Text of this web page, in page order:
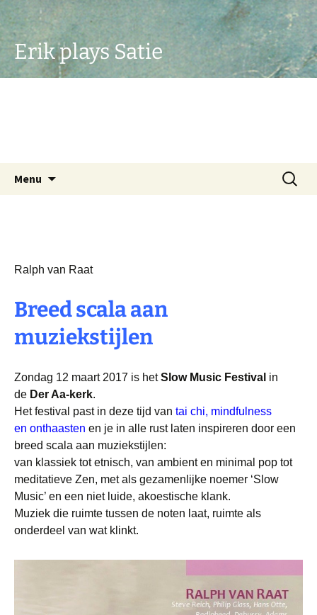
Erik plays Satie
Menu
Zoeken
naar:
Ralph van Raat
Breed scala aan
muziekstijlen
Zondag 12 maart 2017 is hetSlow Music Festival in
de Der Aa-kerk.
Het festival past in deze tijd van tai chi, mindfulness
en onthaasten en je in alle rust laten inspireren door een
breed scala aan muziekstijlen:
van klassiek tot etnisch, van ambient en minimal pop tot
meditatieve Zen, met als gezamenlijke noemer ‘Slow
Music’ en een niet luide, akoestische klank.
Muziek die ruimte tussen de noten laat, ruimte als
onderdeel van wat klinkt.